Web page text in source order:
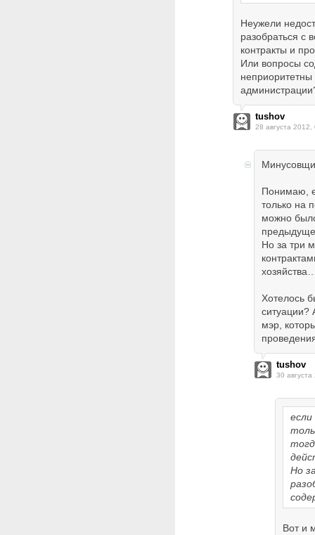
Неужели
разобраться с
контракты и
Или вопросы
tushov
28 августа 2012,
Понимаю,
только на
можно
Но за три
Хотелось
ситуации?
мэр,
tushov
30
Но
Вот и